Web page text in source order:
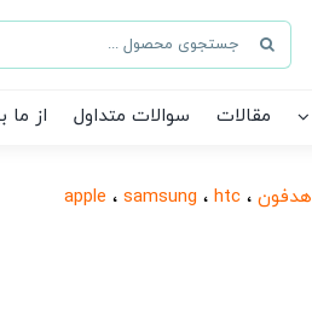
جستجو
برای:
مقالات سوالات متداول از ما
هدفون ، apple ، samsung ، htc